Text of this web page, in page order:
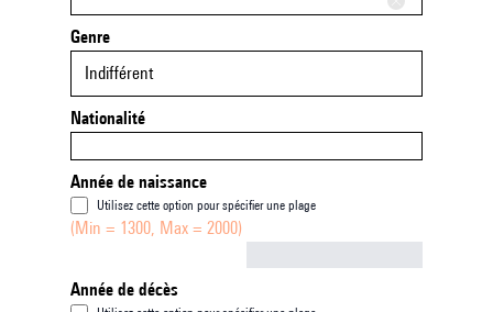
Genre
Indifférent
Nationalité
Année de naissance
Utilisez cette option pour spécifier une plage
(Min = 1300, Max = 2000)
Année de décès